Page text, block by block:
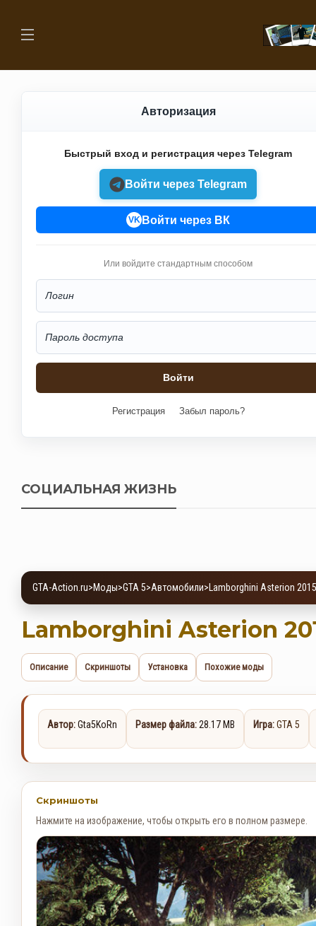
Авторизация
Быстрый вход и регистрация через Telegram
Войти через Telegram
VK Войти через ВК
Или войдите стандартным способом
Регистрация Забыл пароль?
СОЦИАЛЬНАЯ ЖИЗНЬ
GTA-Action.ru>Моды>GTA 5>Автомобили> Lamborghini Asterion
Lamborghini Asterion
Описание Скриншоты Установка Похожие моды
Автор:Gta5KoRn Размер файла: 28.17 MB Игра:GTA 5
Скриншоты
Нажмите на изображение, чтобы открыть его в полном размере.